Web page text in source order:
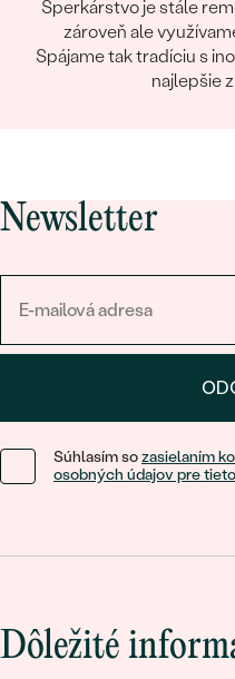
Šperkárstvo je stále
zároveň ale
Spájame tak tradíciu s
najlepšie
Newsletter
Súhlasím sozasielaním
osobných údajov pre
Dôležité